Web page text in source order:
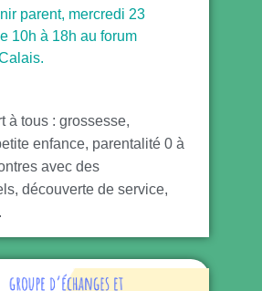
parent, mercredi 23
10h à 18h au forum
à tous : grossesse,
enfance, parentalité 0 à
avec des
découverte de service,